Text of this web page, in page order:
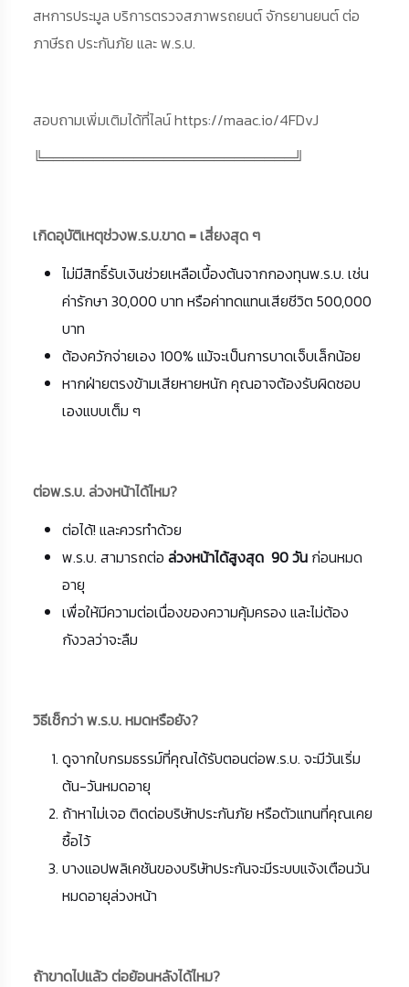
สหการประมูล บริการตรวจสภาพรถยนต์ จักรยานยนต์ ต่อ
ภาษีรถ ประกันภัย และ พ.ร.บ.
สอบถามเพิ่มเติมได้ที่ไลน์ https://maac.io/4FDvJ
╚═════════════════════════╝
เกิดอุบัติเหตุช่วงพ.ร.บ.ขาด = เสี่ยงสุด ๆ
ไม่มีสิทธิ์รับเงินช่วยเหลือเบื้องต้นจากกองทุนพ.ร.บ. เช่น
ค่ารักษา 30,000 บาท หรือค่าทดแทนเสียชีวิต 500,000
บาท
ต้องควักจ่ายเอง 100% แม้จะเป็นการบาดเจ็บเล็กน้อย
หากฝ่ายตรงข้ามเสียหายหนัก คุณอาจต้องรับผิดชอบ
เองแบบเต็ม ๆ
ต่อพ.ร.บ. ล่วงหน้าได้ไหม?
ต่อได้! และควรทำด้วย
พ.ร.บ. สามารถต่อ ล่วงหน้าได้สูงสุด 90 วัน ก่อนหมด
อายุ
เพื่อให้มีความต่อเนื่องของความคุ้มครอง และไม่ต้อง
กังวลว่าจะลืม
วิธีเช็กว่า พ.ร.บ. หมดหรือยัง?
ดูจากใบกรมธรรม์ที่คุณได้รับตอนต่อพ.ร.บ. จะมีวันเริ่ม
ต้น-วันหมดอายุ
ถ้าหาไม่เจอ ติดต่อบริษัทประกันภัย หรือตัวแทนที่คุณเคย
ซื้อไว้
บางแอปพลิเคชันของบริษัทประกันจะมีระบบแจ้งเตือนวัน
หมดอายุล่วงหน้า
ถ้าขาดไปแล้ว ต่อย้อนหลังได้ไหม?